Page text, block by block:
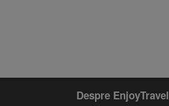
Despre EnjoyTravel